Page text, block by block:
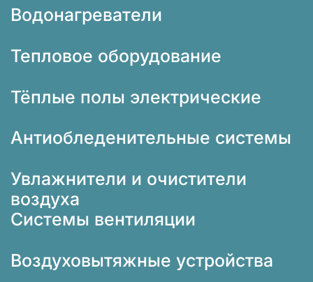
Водонагреватели
Тепловое оборудование
Тёплые полы электрические
Антиобледенительные системы
Увлажнители и очистители
воздуха
Системы вентиляции
Воздуховытяжные устройства